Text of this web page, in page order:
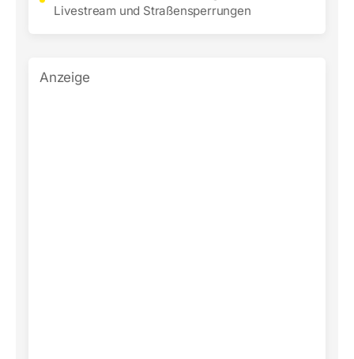
Livestream und Straßensperrungen
Anzeige